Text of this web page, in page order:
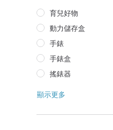
育兒好物
動力儲存盒
手錶
手錶盒
搖錶器
顯示更多